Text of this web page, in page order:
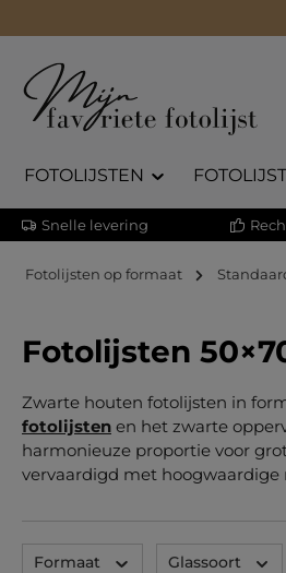
FOTOLIJSTEN
Snelle levering
Fotolijsten op formaat
Fotolijsten
Zwarte houten fotolijsten in
fotolijsten en het zwarte
harmonieuze proportie voor
vervaardigd met
Formaat Glassoort